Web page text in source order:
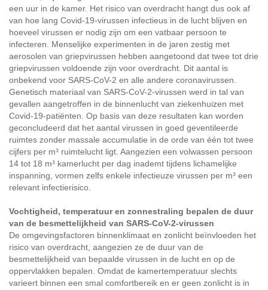
een uur in de kamer. Het risico van overdracht hangt dus ook af
van hoe lang Covid-19-virussen infectieus in de lucht blijven en
hoeveel virussen er nodig zijn om een vatbaar persoon te
infecteren. Menselijke experimenten in de jaren zestig met
aerosolen van griepvirussen hebben aangetoond dat twee tot drie
griepvirussen voldoende zijn voor overdracht. Dit aantal is
onbekend voor SARS-CoV-2 en alle andere coronavirussen.
Genetisch materiaal van SARS-CoV-2-virussen werd in tal van
gevallen aangetroffen in de binnenlucht van ziekenhuizen met
Covid-19-patiënten. Op basis van deze resultaten kan worden
geconcludeerd dat het aantal virussen in goed geventileerde
ruimtes zonder massale accumulatie in de orde van één tot twee
cijfers per m³ ruimtelucht ligt. Aangezien een volwassen persoon
14 tot 18 m³ kamerlucht per dag inademt tijdens lichamelijke
inspanning, vormen zelfs enkele infectieuze virussen per m³ een
relevant infectierisico.
Vochtigheid, temperatuur en zonnestraling bepalen de duur
van de besmettelijkheid van SARS-CoV-2-virussen
De omgevingsfactoren binnenklimaat en zonlicht beïnvloeden het
risico van overdracht, aangezien ze de duur van de
besmettelijkheid van bepaalde virussen in de lucht en op de
oppervlakken bepalen. Omdat de kamertemperatuur slechts
varieert binnen een smal comfortbereik en er geen zonlicht is in